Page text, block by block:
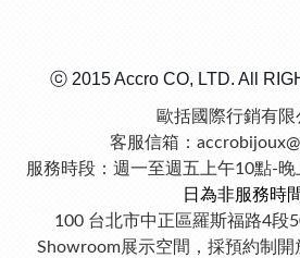
ⓒ 2015 Accro CO, LTD. All
歐括國際行銷有限
客服信箱：
服務時段：週一至週五上午10點-
日為非服務時
100 台北市中正區羅斯福路4段
Showroom展示空間，採預約制開